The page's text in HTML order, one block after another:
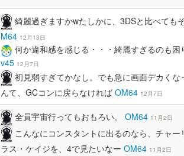
綺麗過ぎますかwたしかに、3DSと比べて
M64 12月13日
何か違和感を感じる・・・綺麗すぎるの
v45 12月7日
初見弱すぎてかなし。でも急に画面デカく
んて、GCコンに戻らなければ OM64 12月7日
全員宇宙行ってもおもろい。 OM64 11月2日
こんなにコンスタントに出るのなら、チャ
ラス・ケイジを、4で見たいなー OM64 11月2日